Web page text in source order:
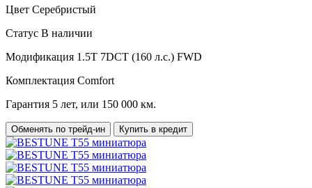
Цвет Серебристый
Статус В наличии
Модификация 1.5T 7DCT (160 л.с.) FWD
Комплектация Comfort
Гарантия 5 лет, или 150 000 км.
Обменять по трейд-ин Купить в кредит